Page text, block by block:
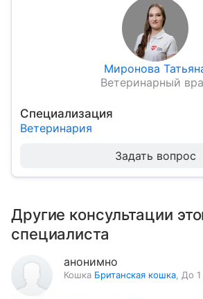
Миронова
Ветеринарный
Специализация
Ветеринария
Задать вопрос
Другие консультации
специалиста
анонимно
Кошка Британская кошка До 1